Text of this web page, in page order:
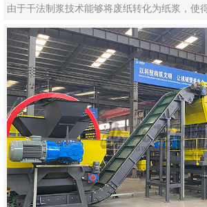
由于干法制浆技术能够将废纸转化为纸浆，使